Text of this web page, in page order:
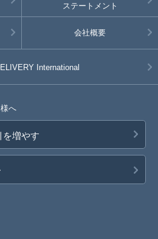
ステートメント
会社概要
International
へ
を増やす